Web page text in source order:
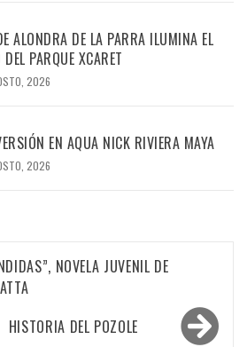
ALONDRA DE LA PARRA ILUMINA EL
PARQUE XCARET
2026
EN AQUA NICK RIVIERA MAYA
2026
NOVELA JUVENIL DE
HISTORIA DEL POZOLE